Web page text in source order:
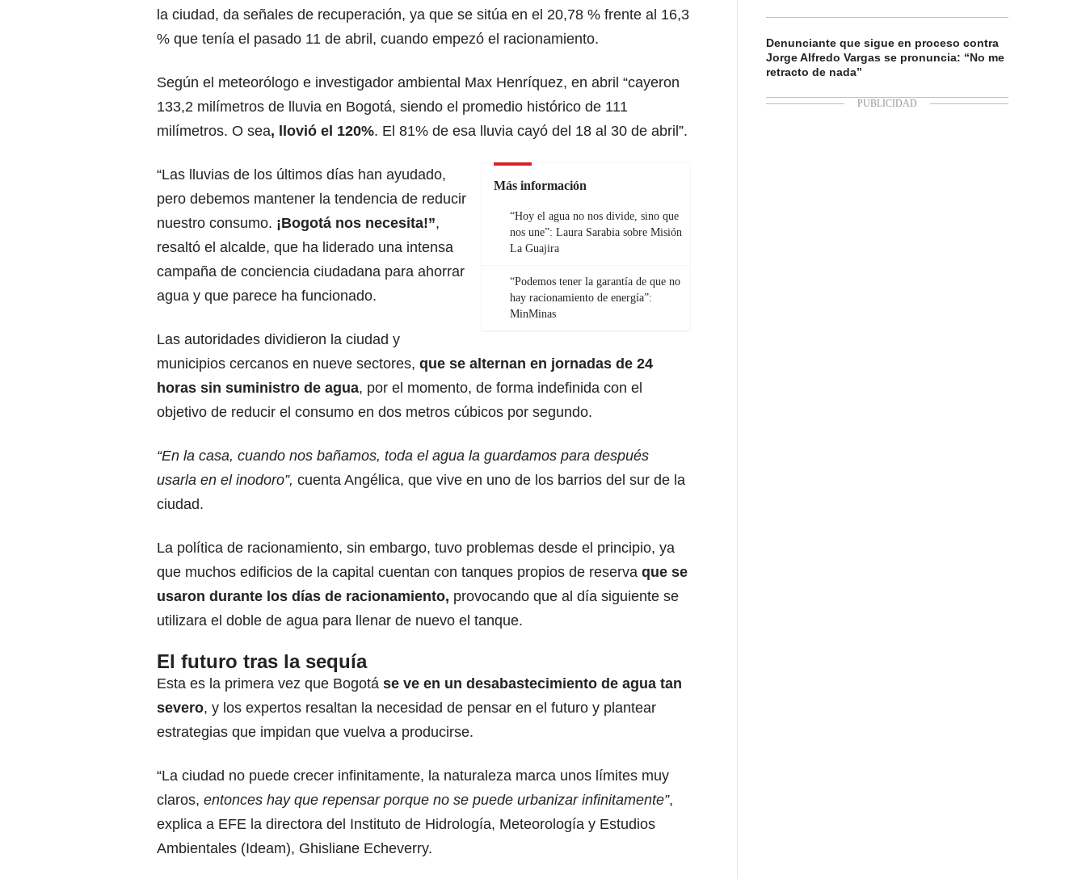
la ciudad, da señales de recuperación, ya que se sitúa en el 20,78 % frente al 16,3
% que tenía el pasado 11 de abril, cuando empezó el racionamiento.
Según el meteorólogo e investigador ambiental Max Henríquez, en abril “cayeron
133,2 milímetros de lluvia en Bogotá, siendo el promedio histórico de 111
milímetros. O sea, llovió el 120%. El 81% de esa lluvia cayó del 18 al 30 de abril”.
Más información
“Hoy el agua no nos divide, sino que
nos une”: Laura Sarabia sobre Misión
La Guajira
“Podemos tener la garantía de que no
hay racionamiento de energía”:
MinMinas
“Las lluvias de los últimos días han ayudado,
pero debemos mantener la tendencia de reducir
nuestro consumo. ¡Bogotá nos necesita!”,
resaltó el alcalde, que ha liderado una intensa
campaña de conciencia ciudadana para ahorrar
agua y que parece ha funcionado.
Las autoridades dividieron la ciudad y
municipios cercanos en nueve sectores, que se alternan en jornadas de 24
horas sin suministro de agua, por el momento, de forma indefinida con el
objetivo de reducir el consumo en dos metros cúbicos por segundo.
“En la casa, cuando nos bañamos, toda el agua la guardamos para después
usarla en el inodoro”, cuenta Angélica, que vive en uno de los barrios del sur de la
ciudad.
La política de racionamiento, sin embargo, tuvo problemas desde el principio, ya
que muchos edificios de la capital cuentan con tanques propios de reserva que se
usaron durante los días de racionamiento, provocando que al día siguiente se
utilizara el doble de agua para llenar de nuevo el tanque.
El futuro tras la sequía
Esta es la primera vez que Bogotá se ve en un desabastecimiento de agua tan
severo, y los expertos resaltan la necesidad de pensar en el futuro y plantear
estrategias que impidan que vuelva a producirse.
“La ciudad no puede crecer infinitamente, la naturaleza marca unos límites muy
claros, entonces hay que repensar porque no se puede urbanizar infinitamente”,
explica a EFE la directora del Instituto de Hidrología, Meteorología y Estudios
Ambientales (Ideam), Ghisliane Echeverry.
Denunciante que sigue en proceso contra
Jorge Alfredo Vargas se pronuncia: “No me
retracto de nada”